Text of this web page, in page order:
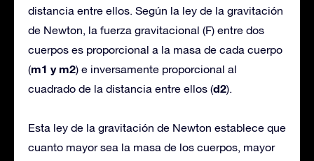
distancia entre ellos. Según la ley de la gravitación
de Newton, la fuerza gravitacional (F) entre dos
cuerpos es proporcional a la masa de cada cuerpo
(m1 y m2) e inversamente proporcional al
cuadrado de la distancia entre ellos (d2).
Esta ley de la gravitación de Newton establece que
cuanto mayor sea la masa de los cuerpos, mayor